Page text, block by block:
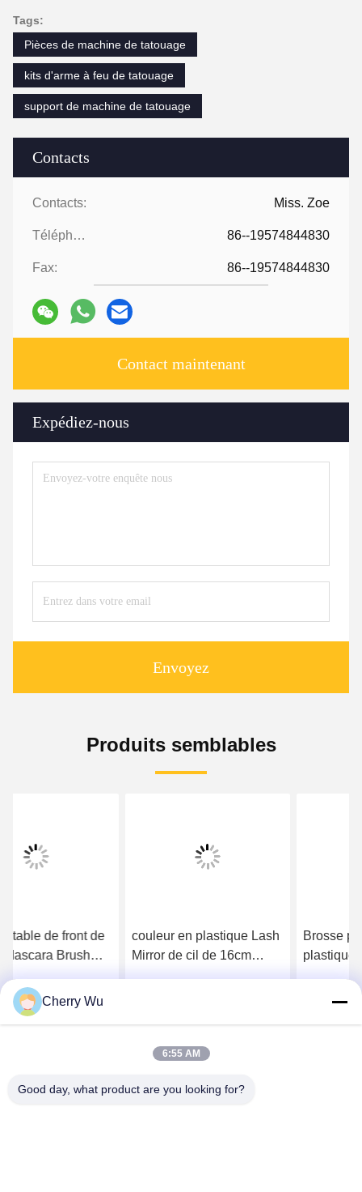
Contacts
Contacts: Miss. Zoe
Téléphone: 86--19574844830
Fax: 86--19574844830
Contact maintenant
Expédiez-nous
Envoyez
Tags:
Pièces de machine de tatouage
kits d'arme à feu de tatouage
support de machine de tatouage
Produits semblables
couleur en plastique Lash
Mirror de cil de 16cm
d'extension
Obtenez le meilleur prix
Brosse permanente en
plastique de haute qualité
Cherry Wu
6:55 AM
Good day, what product are you looking for?